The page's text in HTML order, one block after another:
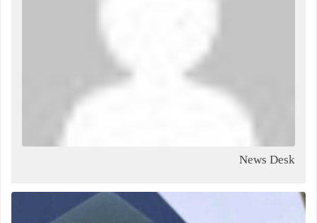
News Desk